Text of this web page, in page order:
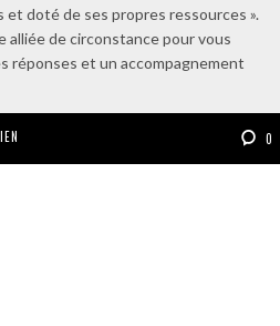
et doté de ses propres ressources ».
alliée de circonstance pour vous
réponses et un accompagnement
0